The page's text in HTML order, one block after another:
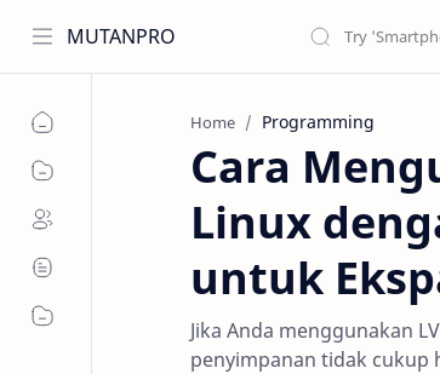
MUTANPRO
Home Programming
Cara
Linux
untuk
Jika Anda menggunakan
penyimpanan tidak cukup